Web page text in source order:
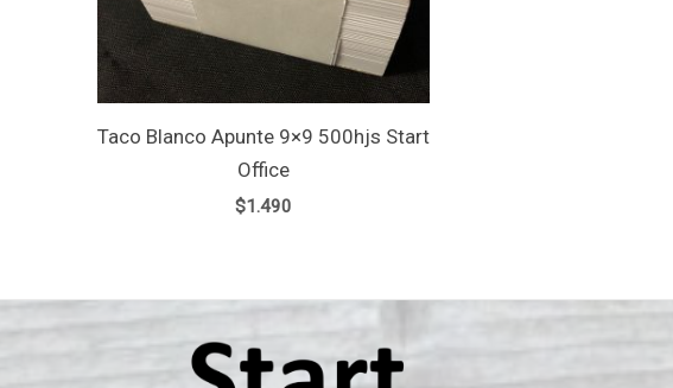
Taco Blanco Apunte 9×9 500hjs Start
Office
$1.490